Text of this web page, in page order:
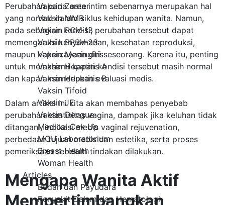
Vaksin Zoster
Vaksin MMR
Vaksin PCV-13
Vaksin PPSV-23
Vaksin Meningitis
Vaksin Hepatitis A
Vaksin Hepatitis B
Vaksin Tifoid
Vaksin JE
Vaksin Dengue
Medical Cek Up
MCU Laboratorium
Breast Health
Woman Health
Articles
Bedah dan Payudara
Penyakit Dalam dan Hematologi
Perubahan pada area intim sebenarnya merupakan hal
yang normal dalam siklus kehidupan wanita. Namun,
pada sebagian kondisi, perubahan tersebut dapat
memengaruhi kenyamanan, kesehatan reproduksi,
maupun kepercayaan diri seseorang. Karena itu, penting
untuk memahami kapan kondisi tersebut masih normal
dan kapan memerlukan evaluasi medis.
Dalam artikel ini kita akan membahas penyebab
perubahan elastisitas vagina, dampak jika keluhan tidak
ditangani, indikasi medis vaginal rejuvenation,
perbedaan tujuan medis dan estetika, serta proses
pemeriksaan sebelum tindakan dilakukan.
Mengapa Wanita Aktif
Mempertimbangkan